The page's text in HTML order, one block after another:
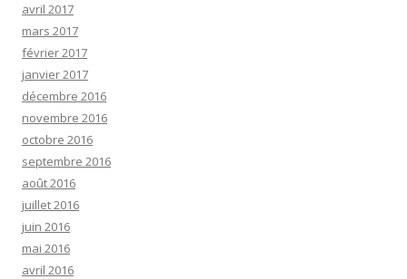
avril 2017
mars 2017
février 2017
janvier 2017
décembre 2016
novembre 2016
octobre 2016
septembre 2016
août 2016
juillet 2016
juin 2016
mai 2016
avril 2016